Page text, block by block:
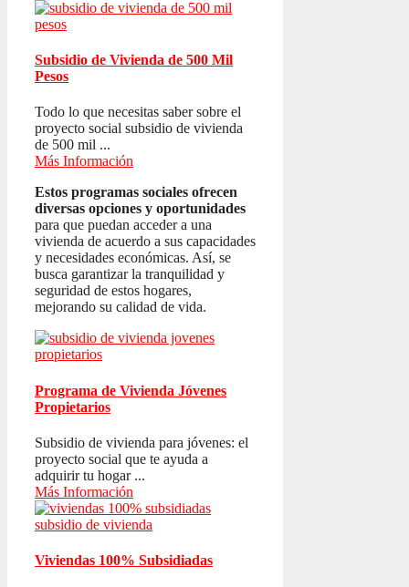
Subsidio de Vivienda de 500 Mil
Pesos
Todo lo que necesitas saber sobre el
proyecto social subsidio de vivienda
de 500 mil ...
Más Información
Estos programas sociales ofrecen
diversas opciones y oportunidades
para que puedan acceder a una
vivienda de acuerdo a sus capacidades
y necesidades económicas. Así, se
busca garantizar la tranquilidad y
seguridad de estos hogares,
mejorando su calidad de vida.
Programa de Vivienda Jóvenes
Propietarios
Subsidio de vivienda para jóvenes: el
proyecto social que te ayuda a
adquirir tu hogar ...
Más Información
Viviendas 100% Subsidiadas